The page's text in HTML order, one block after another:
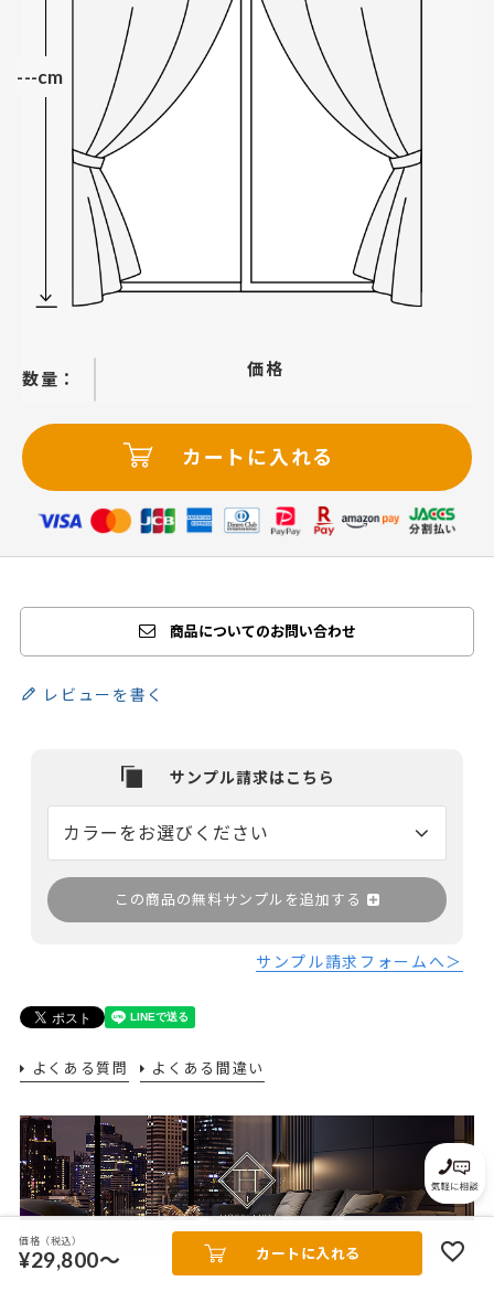
---cm
価格
カートに入れる
商品についてのお問い合わせ
レビューを書く
この商品の無料サンプルを追加する
サンプル請求フォームへ＞
よくある質問 よくある間違い
ホテルライクカーテンをもっと見る
価格（税込）
¥29,800～ カートに入れる